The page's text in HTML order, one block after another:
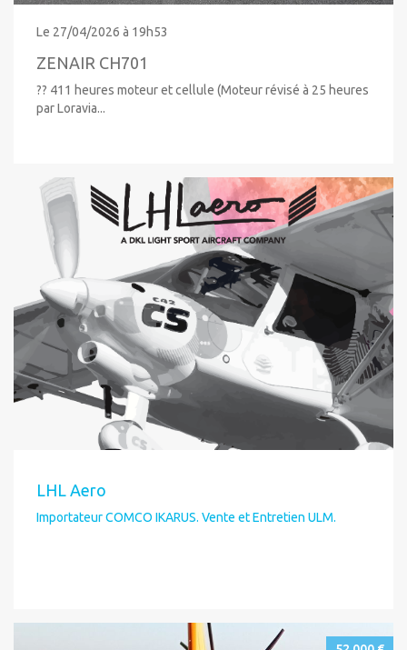
Le 27/04/2026 à 19h53
ZENAIR CH701
?? 411 heures moteur et cellule (Moteur révisé à 25 heures
par Loravia...
LHL Aero
Importateur COMCO IKARUS. Vente et Entretien ULM.